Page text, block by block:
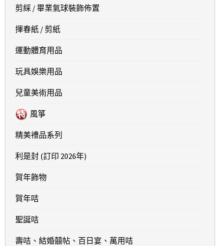
剪綵 / 畢業氣球裝飾佈置
揮春紙 / 剪紙
運動體育用品
玩具娛樂用品
兒童美術用品
風箏
精美禮品系列
利是封 (訂印 2026年)
賀年飾物
賀年咭
聖誕咭
壽咭、結婚囍帖、百日宴、萬用咭